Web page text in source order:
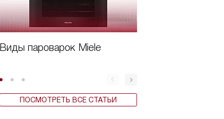
Виды пароварок Miele
ПОСМОТРЕТЬ ВСЕ СТАТЬИ